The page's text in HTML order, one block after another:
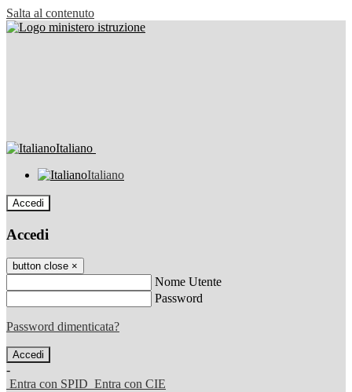
Salta al contenuto
Italiano
Italiano
Accedi
Accedi
button close ×
Nome Utente
Password
Password dimenticata?
-
Entra con SPID Entra con CIE